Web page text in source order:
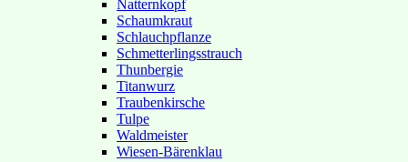
Natternkopf
Schaumkraut
Schlauchpflanze
Schmetterlingsstrauch
Thunbergie
Titanwurz
Traubenkirsche
Tulpe
Waldmeister
Wiesen-Bärenklau